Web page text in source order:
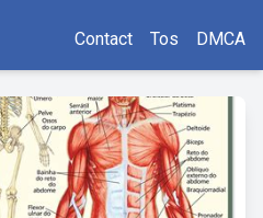
Contact Tos DMCA